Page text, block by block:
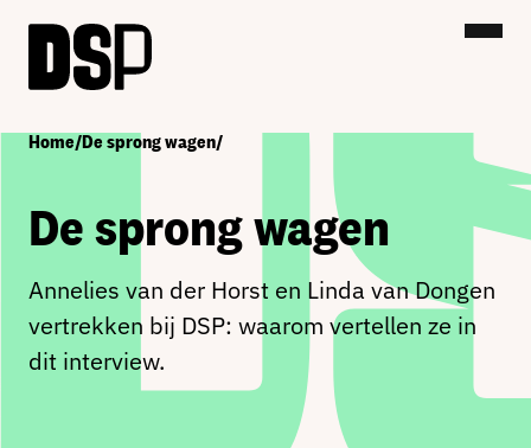
Home/De sprong wagen/
De sprong wagen
Annelies van der Horst en Linda van Dongen
vertrekken bij DSP: waarom vertellen ze in
dit interview.